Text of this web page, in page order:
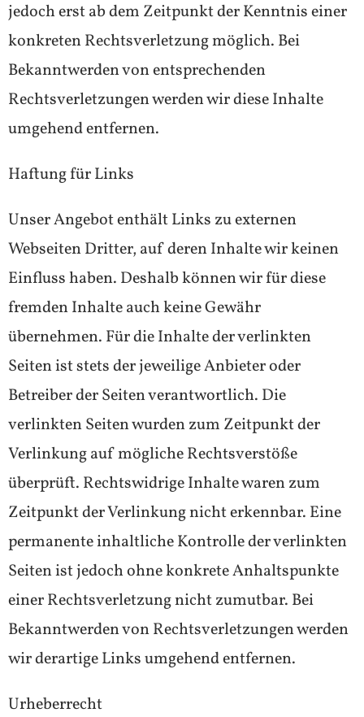
jedoch erst ab dem Zeitpunkt der Kenntnis einer
konkreten Rechtsverletzung möglich. Bei
Bekanntwerden von entsprechenden
Rechtsverletzungen werden wir diese Inhalte
umgehend entfernen.
Haftung für Links
Unser Angebot enthält Links zu externen
Webseiten Dritter, auf deren Inhalte wir keinen
Einfluss haben. Deshalb können wir für diese
fremden Inhalte auch keine Gewähr
übernehmen. Für die Inhalte der verlinkten
Seiten ist stets der jeweilige Anbieter oder
Betreiber der Seiten verantwortlich. Die
verlinkten Seiten wurden zum Zeitpunkt der
Verlinkung auf mögliche Rechtsverstöße
überprüft. Rechtswidrige Inhalte waren zum
Zeitpunkt der Verlinkung nicht erkennbar. Eine
permanente inhaltliche Kontrolle der verlinkten
Seiten ist jedoch ohne konkrete Anhaltspunkte
einer Rechtsverletzung nicht zumutbar. Bei
Bekanntwerden von Rechtsverletzungen werden
wir derartige Links umgehend entfernen.
Urheberrecht